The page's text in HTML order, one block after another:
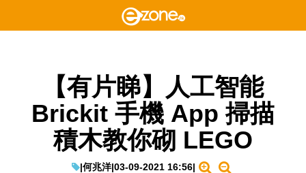
【有片睇】人工智能
Brickit 手機 App 掃描
積木教你砌 LEGO
|何兆洋|03-09-2021 16:56|